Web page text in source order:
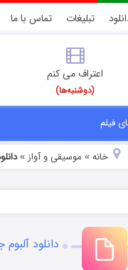
تبلیغات تماس با ما
اعتراف می کنم
(دوشنبه‌ها)
فیلم
خانه» موسیقی و آواز »
دانلود